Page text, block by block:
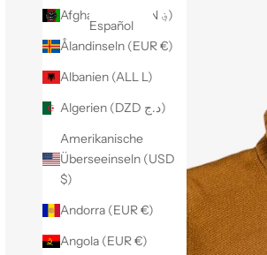
Afghanistan (AFN ؋)
Ålandinseln (EUR €)
Albanien (ALL L)
Algerien (DZD د.ج)
Amerikanische
Überseeinseln (USD
$)
Andorra (EUR €)
Angola (EUR €)
Español